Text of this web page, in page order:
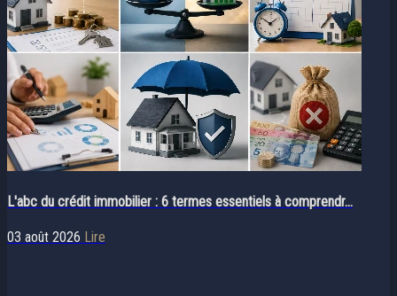
L'abc du crédit immobilier : 6 termes essentiels à comprendr...
03 août 2026 Lire